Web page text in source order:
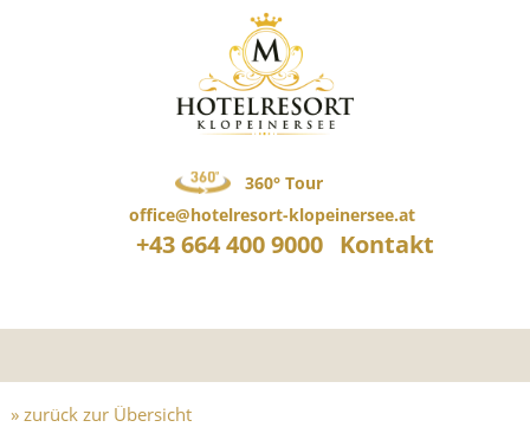
360° Tour
office@hotelresort-klopeinersee.at
+43 664 400 9000 Kontakt
» zurück zur Übersicht